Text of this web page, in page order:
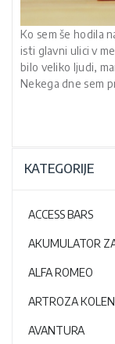
Ko sem še hodila
isti glavni ulici v
bilo veliko ljudi,
Nekega dne sem
KATEGORIJE
ACCESS BARS
AKUMULATOR
ALFA ROMEO
ARTROZA
AVANTURA